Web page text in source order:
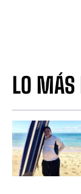
LO MÁS